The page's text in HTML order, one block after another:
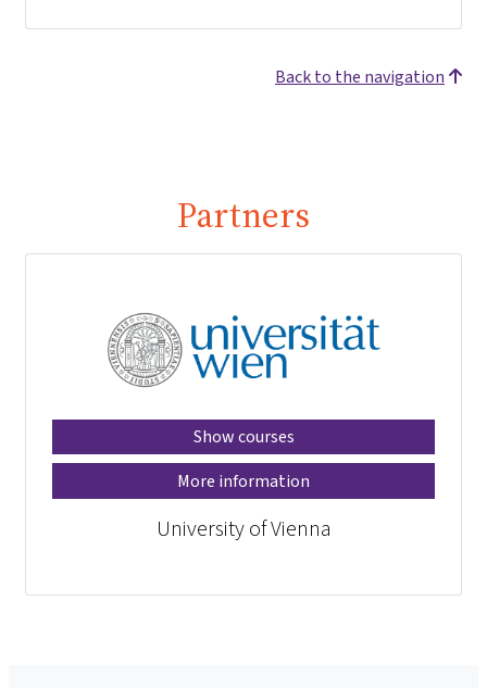
Back to the navigation
Partners
Show courses
More information
University of Vienna